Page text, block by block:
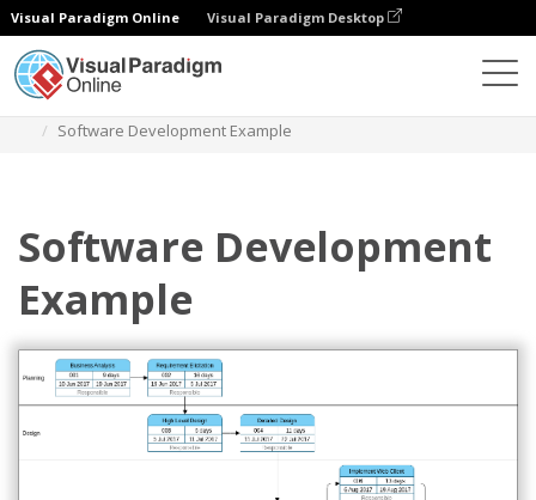
Visual Paradigm Online Visual Paradigm Desktop
Software Development Example
Software Development
Example